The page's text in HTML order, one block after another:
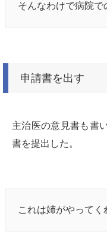
そんなわけで病院で
申請書を出す
主治医の意見書も書
書を提出した。
これは姉がやってく